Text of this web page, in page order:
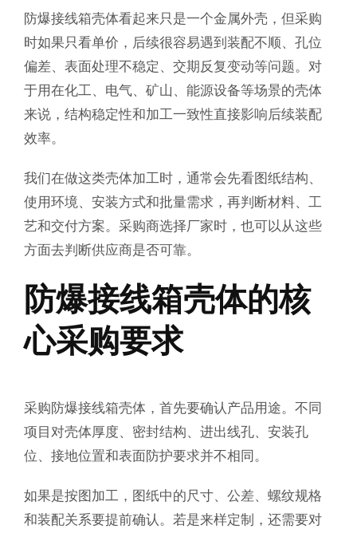
防爆接线箱壳体看起来只是一个金属外壳，但采购
时如果只看单价，后续很容易遇到装配不顺、孔位
偏差、表面处理不稳定、交期反复变动等问题。对
于用在化工、电气、矿山、能源设备等场景的壳体
来说，结构稳定性和加工一致性直接影响后续装配
效率。
我们在做这类壳体加工时，通常会先看图纸结构、
使用环境、安装方式和批量需求，再判断材料、工
艺和交付方案。采购商选择厂家时，也可以从这些
方面去判断供应商是否可靠。
防爆接线箱壳体的核
心采购要求
采购防爆接线箱壳体，首先要确认产品用途。不同
项目对壳体厚度、密封结构、进出线孔、安装孔
位、接地位置和表面防护要求并不相同。
如果是按图加工，图纸中的尺寸、公差、螺纹规格
和装配关系要提前确认。若是来样定制，还需要对